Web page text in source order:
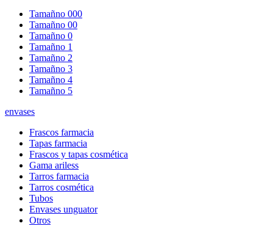
Tamañno 000
Tamañno 00
Tamañno 0
Tamañno 1
Tamañno 2
Tamañno 3
Tamañno 4
Tamañno 5
envases
Frascos farmacia
Tapas farmacia
Frascos y tapas cosmética
Gama ariless
Tarros farmacia
Tarros cosmética
Tubos
Envases unguator
Otros